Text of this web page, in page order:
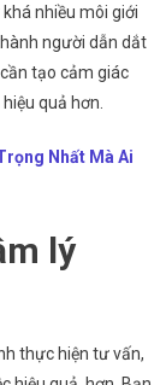
nhiều môi giới
người dẫn dắt
tạo cảm giác
quả hơn.
Nhất Mà Ai
lý
thực hiện tư vấn,